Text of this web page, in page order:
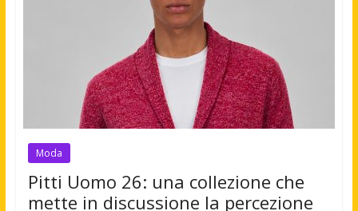
Moda
Pitti Uomo 26: una collezione che
mette in discussione la percezione